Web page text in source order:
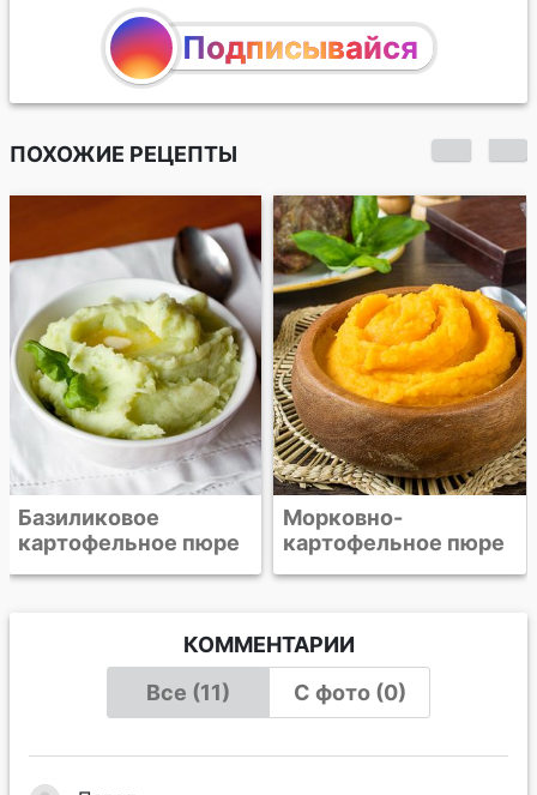
Подписывайся
ПОХОЖИЕ РЕЦЕПТЫ
Морковно-
картофельное пюре
Картофельное пюре
с печеным чесноком
КОММЕНТАРИИ
Все (11)
С фото (0)